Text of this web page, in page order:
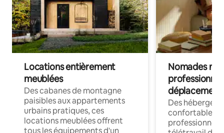
Locations entièrement
meublées
Des cabanes de montagne
paisibles aux appartements
urbains pratiques, ces
locations meublées offrent
tous les équipements d'un
Nomades
déplacement
Des
confortables
professionnels